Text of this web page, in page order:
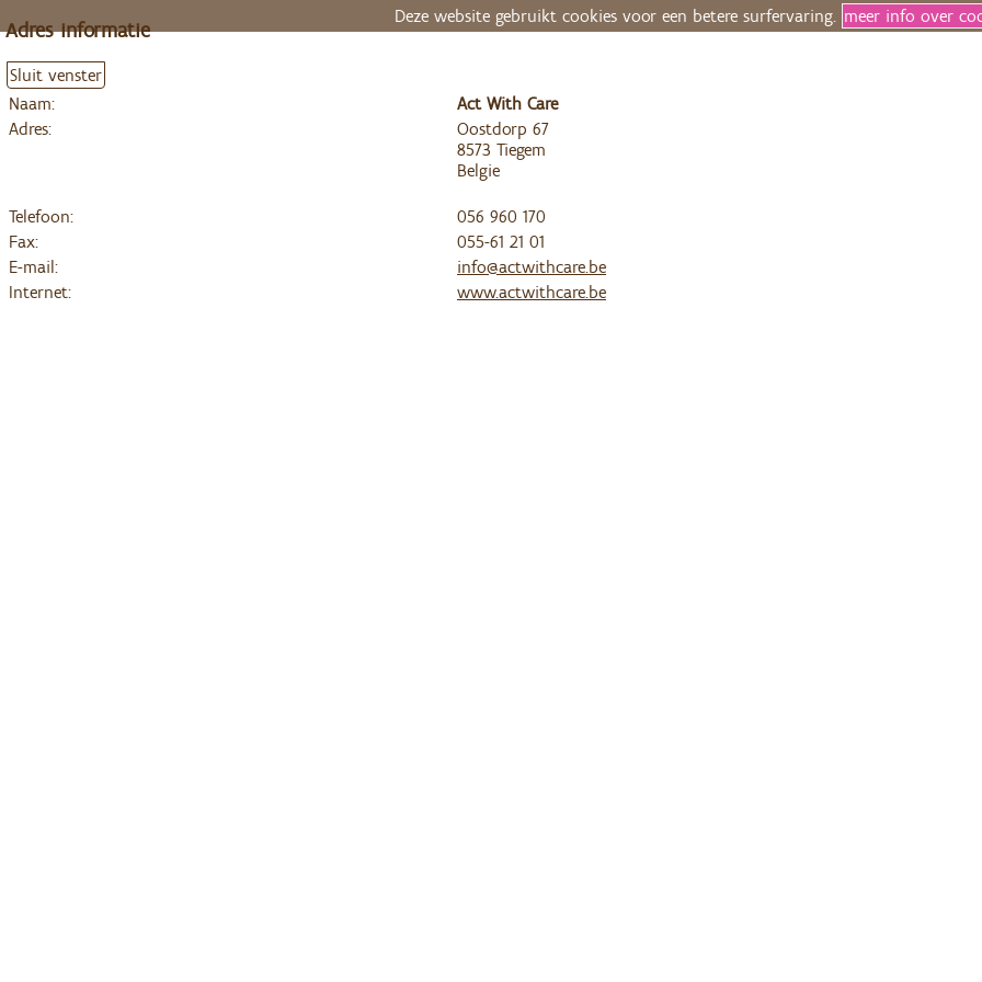
Adres informatie
Sluit venster
Naam:
Act With Care
Adres:
Oostdorp 67
8573 Tiegem
Belgie
Telefoon:
056 960 170
Fax:
055-61 21 01
E-mail:
info@actwithcare.be
Internet:
www.actwithcare.be
Deze website gebruikt cookies voor een betere surfervaring. meer info over